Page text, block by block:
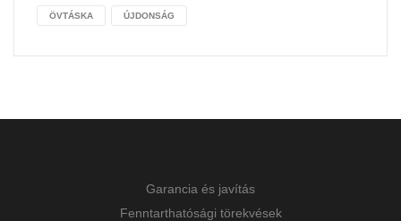
ÖVTÁSKA ÚJDONSÁG
Garancia és javítás
Fenntarthatósági törekvések